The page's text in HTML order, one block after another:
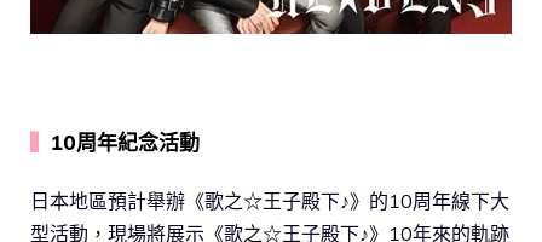
10周年紀念活動
日本地區預計舉辦《歌之☆王子殿下♪》的10周年線下大
型活動，現場將展示《歌之☆王子殿下♪》10年來的軌跡